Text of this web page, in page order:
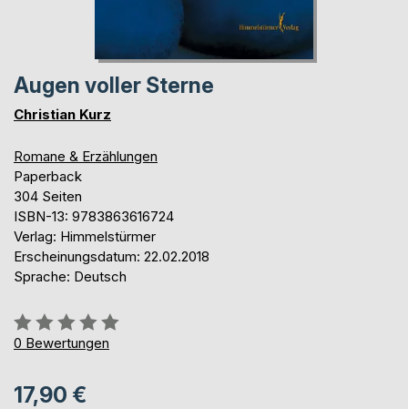
Augen voller Sterne
Christian Kurz
Romane & Erzählungen
Paperback
304 Seiten
ISBN-13: 9783863616724
Verlag: Himmelstürmer
Erscheinungsdatum: 22.02.2018
Sprache: Deutsch
Bewertung::
0%
0 Bewertungen
17,90 €